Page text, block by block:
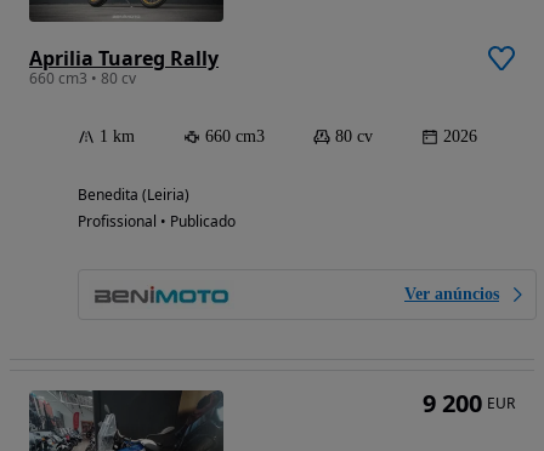
Aprilia Tuareg Rally
660 cm3 • 80 cv
1 km 660 cm3 80 cv 2026
Benedita (Leiria)
Profissional • Publicado
Ver anúncios
9 200 EUR